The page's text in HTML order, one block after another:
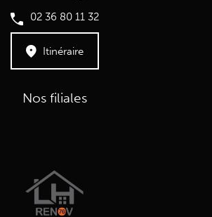
02 36 80 11 32
Itinéraire
Nos filiales